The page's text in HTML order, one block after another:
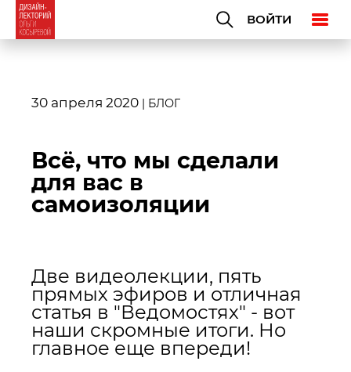
ВОЙТИ
30 апреля 2020 | БЛОГ
Всё, что мы сделали
для вас в
самоизоляции
Две видеолекции, пять
прямых эфиров и отличная
статья в "Ведомостях" - вот
наши скромные итоги. Но
главное еще впереди!